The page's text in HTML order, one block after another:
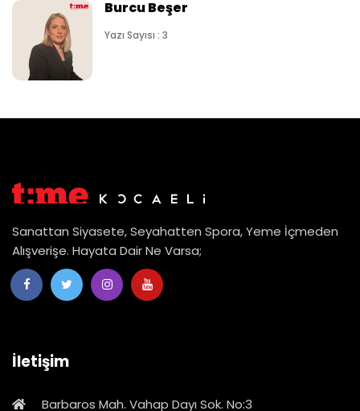
Burcu Beşer
Yazı Sayısı : 3
Sanattan Siyasete, Seyahatten Spora, Yeme İçmeden
Alışverişe. Hayata Dair Ne Varsa;
İletişim
Barbaros Mah. Vahap Dayı Sok. No:3